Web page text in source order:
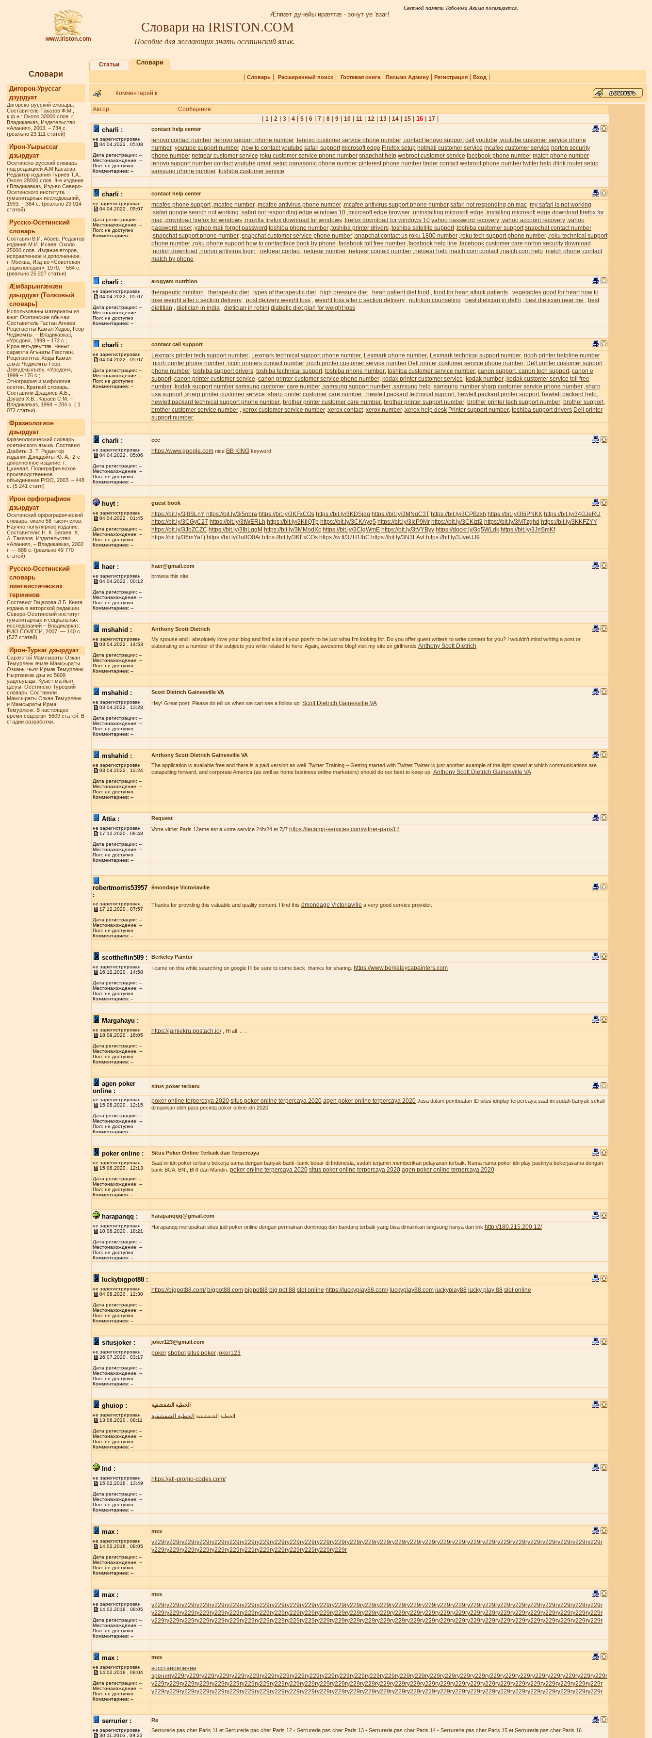
www.iriston.com
Светлой памяти Таболова Акима посвящается.
Æппæт дунейы ирæттæ - зонут уе 'взаг!
Словари на IRISTON.COM
Пособие для желающих знать осетинский язык.
Словари
Дигорон-Уруссаг
дзурдуат
Дигорско-русский словарь.
Составитель Таказов Ф.М.,
к.ф.н.: Около 30000 слов. г.
Владикавказ, Издательство
«Алания», 2003. – 734 с.
(реально 23 111 статей)
Ирон-Уырыссаг
дзырдуат
Осетинско-русский словарь
под редакцией А.М.Касаева,
Редактор издания Гуриев Т.А.:
Около 28000 слов. 4-е издание.
г.Владикавказ, Изд-во Северо-
Осетинского института
гуманитарных исследований,
1993. – 384 с. (реально 23 014
статей)
Русско-Осетинский
словарь
Составил В.И. Абаев. Редактор
издания М.И. Исаев: Около
25000 слов. Издание второе,
исправленное и дополненное.
г. Москва, Изд-во «Советская
энциклопедия», 1970. – 584 с.
(реально 25 227 статьи)
Æмбарынгæнæн
дзырдуат (Толковый
словарь)
Использованы материалы из
книг: Осетинские обычаи.
Составитель Гастан Агнаев.
Рецензенты Камал Ходов, Геор
Чеджемты. – Владикавказ,
«Урсдон», 1999 – 172 с.;
Ирон æгъдæуттæ. Чиныг
сарæзта Агънаты Гæстæн.
Рецензенттæ Ходы Камал
æмæ Чеджемты Геор. –
Дзæуджыхъæу, «Урсдон»,
1999 – 176 с.;
Этнография и мифология
осетин. Краткий словарь.
Составили Дзадзиев А.Б.,
Дзуцев Х.В., Караев С.М. –
Владикавказ, 1994 – 284 с. ( 1
072 статьи)
Фразеологион
дзырдуат
Фразеологический словарь
осетинского языка. Составил
Дзабиты З. Т. Редактор
издания Дзиццойты Ю. А.: 2-е
дополненное издание. г.
Цхинвал, Полиграфическое
производственное
объединение РЮО, 2003. – 448
с. (5 241 статя)
Ирон орфографион
дзырдуат
Осетинский орфографический
словарь, около 58 тысяч слов.
Научно-популярное издание.
Составители: Н. К. Багаев, Х.
А. Таказов. Издательство
«Алания», – Владикавказ, 2002
г. — 688 с. (реально 49 770
статей)
Русско-Осетинский
словарь
лингвистических
терминов
Составил: Гацалова Л.Б. Книга
издана в авторской редакции.
Северо-Осетинский институт
гуманитарных и социальных
исследований – Владикавказ:
РИО СОИГСИ, 2007. — 140 с.
(527 статей)
Ирон-Туркаг дзырдуат
Сарæзтой Мамсыраты Озкан
Темурленк æмæ Мамсыраты
Озканы чызг Ирмæ Темурленк.
Ныртæккæ дзы ис 5609
уацхъуыды. Куыст ма йыл
цæуы. Осетинско-Турецкий
словарь. Составили
Мамсыраты Озкан Темурленк
и Мамсыраты Ирма
Темурленк. В настоящее
время содержит 5609 статей. В
стадии разработки.
Статьи Словари
| Словарь| Расширенный поиск| Гостевая книга| Письмо Админу| Регистрация| Вход |
Комментарий к:
Автор Сообщение
1| 2| 3| 4| 5| 6| 7| 8| 9| 10| 11| 12| 13| 14| 15| 16| 17|
charli :
contact help center
не зарегистрирован
04.04.2022 , 05:08
Дата регистрации: --
Местонахождение: --
Пол: не доступно
Комментариев: --
lenovo contact number lenovo support phone number lenovo customer service phone number contact lenovo support call youtube youtube customer service phone
number youtube support number how to contact youtube safari support microsoft edge Firefox setup hotmail customer service mcafee customer service norton security
phone number netgear customer service roku customer service phone number snapchat help webroot customer service facebook phone number match phone number
lenovo support number contact youtube gmail setup panasonic phone number pinterest phone number tinder contact webroot phone number twitter help dlink router setup
samsung phone number toshiba customer service
charli : contact help center
не зарегистрирован
04.04.2022 , 05:07
Дата регистрации: --
Местонахождение: --
Пол: не доступно
Комментариев: --
mcafee phone support mcafee number mcafee antivirus phone number mcafee antivirus support phone number safari not responding on mac my safari is not working
safari google search not working safari not responding edge windows 10 microsoft edge browser uninstalling microsoft edge installing microsoft edge download firefox for
mac download firefox for windows mozilla firefox download for windows firefox download for windows 10 yahoo password recovery yahoo account recovery yahoo
password reset yahoo mail forgot password toshiba phone number toshiba printer drivers toshiba satellite support toshiba customer support snapchat contact number
snapchat support phone number snapchat customer service phone number snapchat contact us roku 1800 number roku tech support phone number roku technical support
phone number roku phone support how to contactface book by phone facebook toll free number facebook help line facebook customer care norton security download
norton download norton antivirus login netgear contact netgear number netgear contact number netgear help match.com contact match.com help match phone contact
match by phone
charli : arogyam nutrition
не зарегистрирован
04.04.2022 , 05:07
Дата регистрации: --
Местонахождение: --
Пол: не доступно
Комментариев: --
therapeutic nutrition therapeutic diet, types of therapeutic diet, high pressure diet, heart patient diet food food for heart attack patients vegetables good for heart how to
lose weight after c section delivery
post delivery weight loss weight loss after c section delivery nutrition counseling best dietician in delhi best dietician near me
best
dietitian
dietician in india dietician in rohini diabetic diet plan for weight loss
charli : contact call support
не зарегистрирован
04.04.2022 , 05:07
Дата регистрации: --
Местонахождение: --
Пол: не доступно
Комментариев: --
Lexmark printer tech support number Lexmark technical support phone number Lexmark phone number Lexmark technical support number ricoh printer helpline number
ricoh printer phone number ricoh printers contact number ricoh printer customer service number Dell printer customer service phone number Dell printer customer support
phone number toshiba support drivers toshiba technical support toshiba phone number toshiba customer service number canon support, canon tech support canon e
support canon printer customer service canon printer customer service phone number kodak printer customer service kodak number kodak customer service toll free
number kodak support number samsung customer care number samsung support number samsung help samsung number sharp customer service phone number sharp
usa support sharp printer customer service sharp printer customer care number hewlett packard technical support hewlett packard printer support hewlett packard help
hewlett packard technical support phone number brother printer customer care number brother printer support number brother printer tech support number brother support
brother customer service number xerox customer service number xerox contact xerox number xerox help desk Printer support number toshiba support drivers Dell printer
support number
charli : ccc
не зарегистрирован
04.04.2022 , 05:06
Дата регистрации: --
Местонахождение: --
Пол: не доступно
Комментариев: --
https://www.google.com nice BB KING keyword
huyt : guest book
не зарегистрирован
04.04.2022 , 01:45
Дата регистрации: --
Местонахождение: --
Пол: не доступно
Комментариев: --
https://bit.ly/3i8SLnY https://bit.ly/3i5nbra https://bit.ly/3KFxCOs https://bit.ly/3KDSjdq https://bit.ly/3MNqC3T https://bit.ly/3CPBzxh https://bit.ly/36iPNKK https://bit.ly/34GJeRU
https://bit.ly/3CGyC27 https://bit.ly/3tWERLh https://bit.ly/3KIlQTp https://bit.ly/3CKAyq5 https://bit.ly/3IcP9Mr https://bit.ly/3CKIzf2 https://bit.ly/3MTzghd https://bit.ly/3KKFZYY
https://bit.ly/3JbZCZC https://bit.ly/3IbLgqM https://bit.ly/3MModXc https://bit.ly/3CIgWmE https://bit.ly/3tVYByy https://dockr.ly/3q5WLdk https://bit.ly/3JnSmKf
https://bit.ly/36mYaFj https://bit.ly/3u8O0Ai https://bit.ly/3KFxCOs https://w.tt/37H1lbC https://bit.ly/3N3LAvl https://bit.ly/3JveUJ9
haer : haer@gmail.com
не зарегистрирован
04.04.2022 , 00:12
Дата регистрации: --
Местонахождение: --
Пол: не доступно
Комментариев: --
browse this site
mshahid : Anthony Scott Dietrich
не зарегистрирован
03.04.2022 , 14:53
Дата регистрации: --
Местонахождение: --
Пол: не доступно
Комментариев: --
My spouse and I absolutely love your blog and find a lot of your post’s to be just what I’m looking for. Do you offer guest writers to write content for you? I wouldn’t mind writing a post or
elaborating on a number of the subjects you write related to here. Again, awesome blog! visit my site ex girlfriends Anthony Scott Dietrich
mshahid : Scott Dietrich Gainesville VA
не зарегистрирован
03.04.2022 , 13:28
Дата регистрации: --
Местонахождение: --
Пол: не доступно
Комментариев: --
Hey! Great post! Please do tell us when we can see a follow up! Scott Dietrich Gainesville VA
mshahid : Anthony Scott Dietrich Gainesville VA
не зарегистрирован
03.04.2022 , 12:24
Дата регистрации: --
Местонахождение: --
Пол: не доступно
Комментариев: --
The application is available free and there is a paid version as well. Twitter Training – Getting started with Twitter Twitter is just another example of the light speed at which communications are
catapulting forward, and corporate America (as well as home business online marketers) should do our best to keep up. Anthony Scott Dietrich Gainesville VA
Attia : Request
не зарегистрирован
17.12.2020 , 08:48
Дата регистрации: --
Местонахождение: --
Пол: не доступно
Комментариев: --
Votre vitrier Paris 12eme est à votre service 24h/24 et 7j/7 https://fecamp-services.com/vitrier-paris12
robertmorris53957
:
émondage Victoriaville
не зарегистрирован
17.12.2020 , 07:57
Дата регистрации: --
Местонахождение: --
Пол: не доступно
Комментариев: --
Thanks for providing this valuable and quality content. I find this émondage Victoriaville a very good service provider.
scottheflin589 : Berkeley Painter
не зарегистрирован
16.12.2020 , 14:58
Дата регистрации: --
Местонахождение: --
Пол: не доступно
Комментариев: --
I came on this while searching on google I’ll be sure to come back. thanks for sharing. https://www.berkeleycapainters.com
Margahayu :
не зарегистрирован
18.09.2020 , 16:05
Дата регистрации: --
Местонахождение: --
Пол: не доступно
Комментариев: --
https://jamiekru.postach.io/, Hi all ... ..
agen poker
online :
situs poker terbaru
не зарегистрирован
15.08.2020 , 12:15
Дата регистрации: --
Местонахождение: --
Пол: не доступно
Комментариев: --
poker online terpercaya 2020 situs poker online terpercaya 2020 agen poker online terpercaya 2020 Jasa dalam pembuatan ID situs idnplay terpercaya saat ini sudah banyak sekali
dimainkan oleh para pecinta poker online idn 2020.
poker online : Situs Poker Online Terbaik dan Terpercaya
не зарегистрирован
15.08.2020 , 12:13
Дата регистрации: --
Местонахождение: --
Пол: не доступно
Комментариев: --
Saat ini idn poker terbaru bekerja sama dengan banyak bank–bank besar di Indonesia, sudah terjamin memberikan pelayanan terbaik. Nama nama poker idn play pastinya bekerjasama dengan
bank BCA, BNI, BRI dan Mandiri. poker online terpercaya 2020 situs poker online terpercaya 2020 agen poker online terpercaya 2020
harapanqq : harapanqqq@gmail.com
не зарегистрирован
10.08.2020 , 18:21
Дата регистрации: --
Местонахождение: --
Пол: не доступно
Комментариев: --
Harapanqq merupakan situs judi poker online dengan permainan dominoqq dan bandarq terbaik yang bisa dimainkan langsung hanya dari link http://180.215.200.12/.
luckybigpot88 :
не зарегистрирован
04.08.2020 , 12:30
Дата регистрации: --
Местонахождение: --
Пол: не доступно
Комментариев: --
https://bigpot88.com/ bigpot88.com bigpot88 big pot 88 slot online https://luckyplay88.com/ luckyplay88.com luckyplay88 lucky play 88 slot online
situsjoker : joker123@gmail.com
не зарегистрирован
26.07.2020 , 03:17
Дата регистрации: --
Местонахождение: --
Пол: не доступно
Комментариев: --
poker sbobet situs poker joker123
ghuiop : الخطبة الشقشقية
не зарегистрирован
13.06.2020 , 08:11
Дата регистрации: --
Местонахождение: --
Пол: не доступно
Комментариев: --
الخطبة الشقشقية الخطبة الشقشقية
lnd :
не зарегистрирован
15.02.2018 , 13:49
Дата регистрации: --
Местонахождение: --
Пол: не доступно
Комментариев: --
https://all-promo-codes.com/
max : mes
не зарегистрирован
14.02.2018 , 08:05
Дата регистрации: --
Местонахождение: --
Пол: не доступно
Комментариев: --
у229rу229rу229rу229rу229rу229rу229rу229rу229rу229rу229rу229rу229rу229rу229rу229rу229rу229rу229rу229rу229rу229rу229rу229rу229rу229rу229rу229rу229rу229r
у229rу229rу229rу229rу229rу229rу229rу229rу229rу229rу229rу229rу229r
max : mes
не зарегистрирован
14.02.2018 , 08:05
Дата регистрации: --
Местонахождение: --
Пол: не доступно
Комментариев: --
у229rу229rу229rу229rу229rу229rу229rу229rу229rу229rу229rу229rу229rу229rу229rу229rу229rу229rу229rу229rу229rу229rу229rу229rу229rу229rу229rу229rу229rу229r
у229rу229rу229rу229rу229rу229rу229rу229rу229rу229rу229rу229rу229rу229rу229rу229rу229rу229rу229rу229rу229rу229rу229rу229rу229rу229rу229rу229rу229rу229r
у229rу229rу229rу229rу229rу229rу229rу229rу229rу229rу229rу229rу229rу229rу229rу229rу229rу229rу229rу229rу229rу229rу229rу229rу229rу229rу229rу229rу229rу229r
max : mes
не зарегистрирован
14.02.2018 , 08:04
Дата регистрации: --
Местонахождение: --
Пол: не доступно
Комментариев: --
восстановление
зренияу229rу229rу229rу229rу229rу229rу229rу229rу229rу229rу229rу229rу229rу229rу229rу229rу229rу229rу229rу229rу229rу229rу229rу229rу229rу229rу229rу229rу229r
у229rу229rу229rу229rу229rу229rу229rу229rу229rу229rу229rу229rу229rу229rу229rу229rу229rу229rу229rу229rу229rу229rу229rу229rу229rу229rу229rу229rу229rу229r
у229rу229rу229rу229rу229rу229rу229rу229rу229rу229rу229rу229rу229rу229rу229rу229rу229rу229rу229rу229rу229rу229rу229rу229rу229rу229rу229rу229rу229rу229r
serrurier : Re
не зарегистрирован
30.11.2016 , 09:23
Serrurerie pas cher Paris 11 et Serrurerie pas cher Paris 12 - Serrurerie pas cher Paris 13 - Serrurerie pas cher Paris 14 - Serrurerie pas cher Paris 15 et Serrurerie pas cher Paris 16